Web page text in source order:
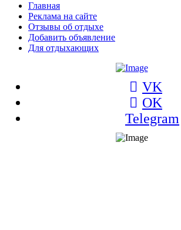
Главная
Реклама на сайте
Отзывы об отдыхе
Добавить объявление
Для отдыхающих
VK
OK
Telegram